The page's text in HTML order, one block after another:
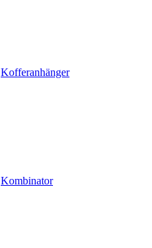
Kofferanhänger
Kombinator